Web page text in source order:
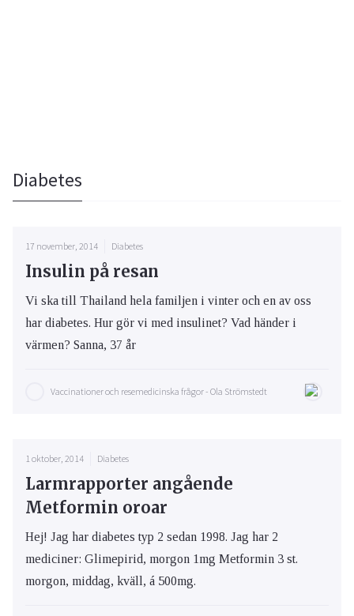
Diabetes
17 november, 2014 Diabetes
Insulin på resan
Vi ska till Thailand hela familjen i vinter och en av oss
har diabetes. Hur gör vi med insulinet? Vad händer i
värmen? Sanna, 37 år
Vaccinationer och resemedicinska frågor - Ola Strömstedt
1 oktober, 2014 Diabetes
Larmrapporter angående
Metformin oroar
Hej! Jag har diabetes typ 2 sedan 1998. Jag har 2
mediciner: Glimepirid, morgon 1mg Metformin 3 st.
morgon, middag, kväll, á 500mg.